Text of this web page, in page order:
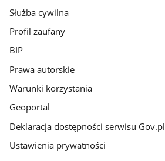
Służba cywilna
Profil zaufany
BIP
Prawa autorskie
Warunki korzystania
Geoportal
Deklaracja dostępności serwisu Gov.pl
Ustawienia prywatności